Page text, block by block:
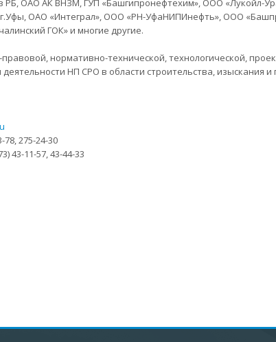
РБ, ОАО АК ВНЗМ, ГУП «Башгипронефтехим», ООО «Лукойл-
г.Уфы, ОАО «Интеграл», ООО «РН-УфаНИПИнефть», ООО
ГОК» и многие другие.
нормативно-технической, технологической,
НП СРО в области строительства, изыскания
78, 275-24-30
43-11-57, 43-44-33